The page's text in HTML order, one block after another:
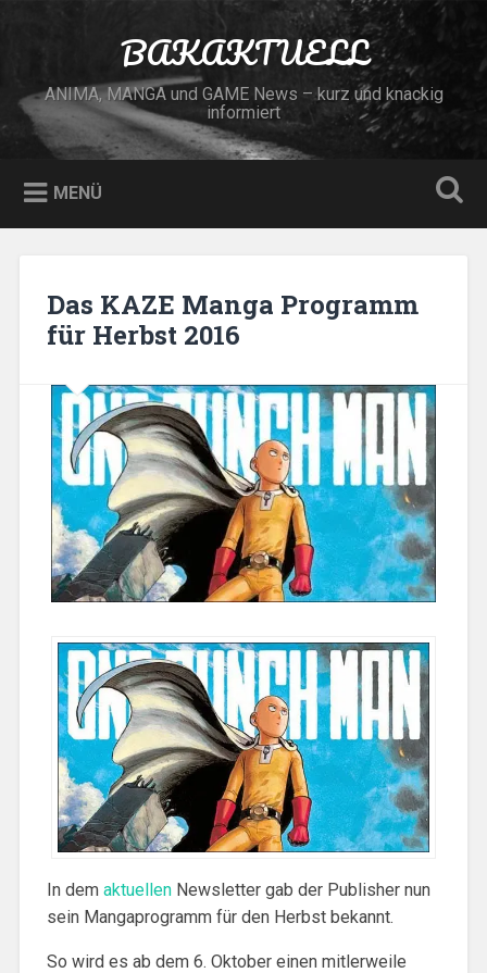
BAKAKTUELL
ANIMA, MANGA und GAME News – kurz und knackig
informiert
MENÜ
Das KAZE Manga Programm
für Herbst 2016
In dem aktuellenNewsletter gab der Publisher nun
sein Mangaprogramm für den Herbst bekannt.
So wird es ab dem 6. Oktober einen mitlerweile